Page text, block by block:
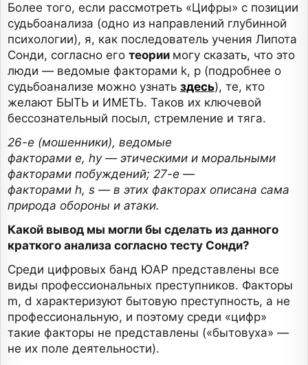
Более того, если рассмотреть «Цифры» с позиции
судьбоанализа (одно из направлений глубинной
психологии), я, как последователь учения Липота
Сонди, согласно его теории могу сказать, что это
люди — ведомые факторами k, p (подробнее о
судьбоанализе можно узнать здесь), те, кто
желают БЫТЬ и ИМЕТЬ. Таков их ключевой
бессознательный посыл, стремление и тяга.
26-е (мошенники), ведомые
факторами e, hy— этическими и моральными
факторами побуждений; 27-е —
факторами h, s — в этих факторах описана сама
природа обороны и атаки.
Какой вывод мы могли бы сделать из данного
краткого анализа согласно тесту Сонди?
Среди цифровых банд ЮАР представлены все
виды профессиональных преступников. Факторы
m, d характеризуют бытовую преступность, а не
профессиональную, и поэтому среди «цифр»
такие факторы не представлены («бытовуха» —
не их поле деятельности).